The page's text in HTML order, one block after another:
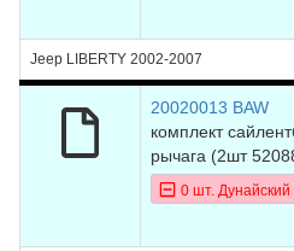
Jeep LIBERTY 2002-2007
20020013 BAW
комплект
рычага (2шт
0 шт. Дунайский